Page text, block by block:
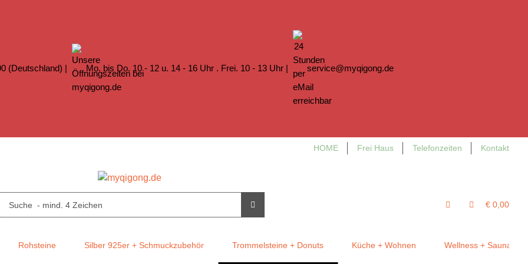
(Deutschland) | Mo. bis Do. 10 - 12 u. 14 - 16 Uhr . Frei. 10 - 13 Uhr | service@myqigong.de
HOME Frei Haus Telefonzeiten Kontakt
€ 0,00
Rohsteine Silber 925er + Schmuckzubehör Trommelsteine + Donuts Küche + Wohnen Wellness + Sauna